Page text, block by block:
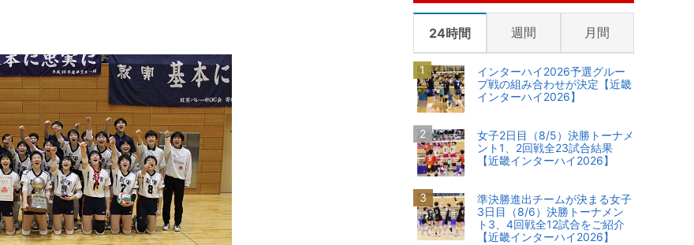
24時間 週間 月間
インターハイ2026予選グルー
プ戦の組み合わせが決定【近畿
インターハイ2026】
女子2日目（8/5）決勝トーナメ
ント1、2回戦全23試合結果
【近畿インターハイ2026】
準決勝進出チームが決まる女子
3日目（8/6）決勝トーナメン
ト3、4回戦全12試合をご紹介
【近畿インターハイ2026】